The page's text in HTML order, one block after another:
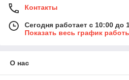
Контакты
Сегодня работает с 10:00 до
Показать весь график
О нас